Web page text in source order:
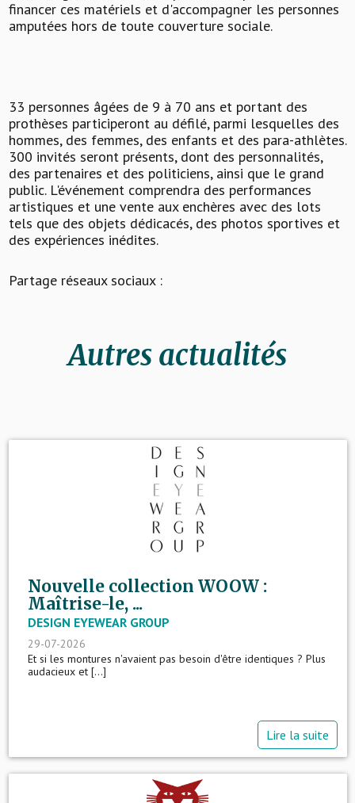
financer ces matériels et d'accompagner les personnes
amputées hors de toute couverture sociale.
33 personnes âgées de 9 à 70 ans et portant des
prothèses participeront au défilé, parmi lesquelles des
hommes, des femmes, des enfants et des para-athlètes.
300 invités seront présents, dont des personnalités,
des partenaires et des politiciens, ainsi que le grand
public. L'événement comprendra des performances
artistiques et une vente aux enchères avec des lots
tels que des objets dédicacés, des photos sportives et
des expériences inédites.
Partage réseaux sociaux :
Autres actualités
Nouvelle collection WOOW :
Maîtrise-le, ...
DESIGN EYEWEAR GROUP
29-07-2026
Et si les montures n'avaient pas besoin d'être identiques ? Plus
audacieux et [...]
Lire la suite